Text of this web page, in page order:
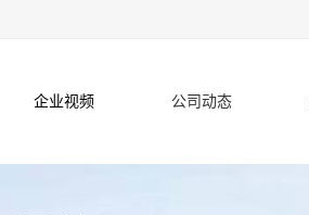
企业视频 公司动态